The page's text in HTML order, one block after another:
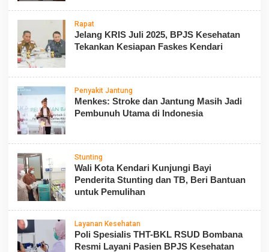
Rapat
Jelang KRIS Juli 2025, BPJS Kesehatan
Tekankan Kesiapan Faskes Kendari
Penyakit Jantung
Menkes: Stroke dan Jantung Masih Jadi
Pembunuh Utama di Indonesia
Stunting
Wali Kota Kendari Kunjungi Bayi
Penderita Stunting dan TB, Beri Bantuan
untuk Pemulihan
Layanan Kesehatan
Poli Spesialis THT-BKL RSUD Bombana
Resmi Layani Pasien BPJS Kesehatan